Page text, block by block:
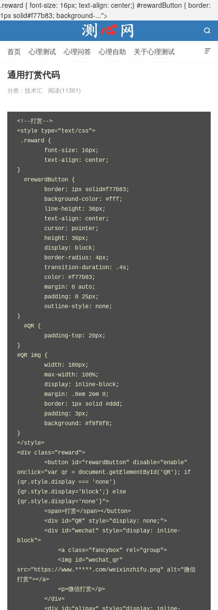
.reward { font-size: 16px; text-align: center;} #rewardButton { border:
1px solid#f77b83; background-...">

首页 心理测试 心理问答 心理自助 关于心理测试

通用打赏代码
分类： 技术汇 阅读(11361)
<!--打赏-->
<style type="text/css">
.reward {
	font-size: 16px;
	text-align: center;
}
  #rewardButton {
	border: 1px solid#f77b83;
	background-color: #fff;
	line-height: 36px;
	text-align: center;
	cursor: pointer;
	height: 36px;
	display: block;
	border-radius: 4px;
	transition-duration: .4s;
	color: #f77b83;
	margin: 0 auto;
	padding: 0 25px;
	outline-style: none;
}
  #QR {
	padding-top: 20px;
}
#QR img {
	width: 180px;
	max-width: 100%;
	display: inline-block;
	margin: .8em 2em 0;
	border: 1px solid #ddd;
	padding: 3px;
	background: #f8f8f8;
}
</style>
<div class="reward">
onclick="var qr = document.getElementById('QR'); if
(qr.style.display === 'none')
{qr.style.display='block';} else
{qr.style.display='none'}">
        <span>打赏</span></button>
        <div id="QR" style="display: none;">
block">
            <a class="fancybox" rel="group">
src="https://www.*****.com/weixinzhifu.png" alt="微信
打赏"></a>
            <p>微信打赏</p>
        </div>